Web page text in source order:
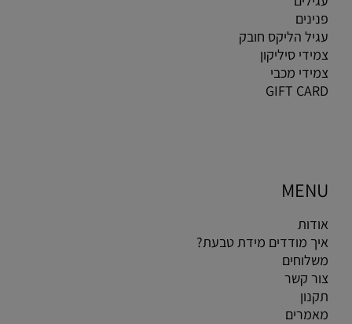
פנינים
עגיל הליקס חובק
צמידי סיליקון
צמידי מכבי
GIFT CARD
MENU
אודות
איך מודדים מידת טבעת?
משלוחים
צור קשר
תקנון
מאמרים